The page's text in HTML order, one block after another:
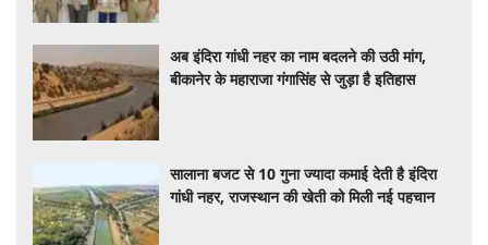
अब इंदिरा गांधी नहर का नाम बदलने की उठी मांग,
बीकानेर के महाराजा गंगासिंह से जुड़ा है इतिहास
सालाना बजट से 10 गुना ज्यादा कमाई देती है इंदिरा
गांधी नहर, राजस्थान की खेती को मिली नई पहचान